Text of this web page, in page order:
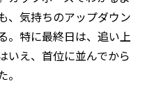
、気持ちのアップダウン
。特に最終日は、追い上
いえ、首位に並んでから